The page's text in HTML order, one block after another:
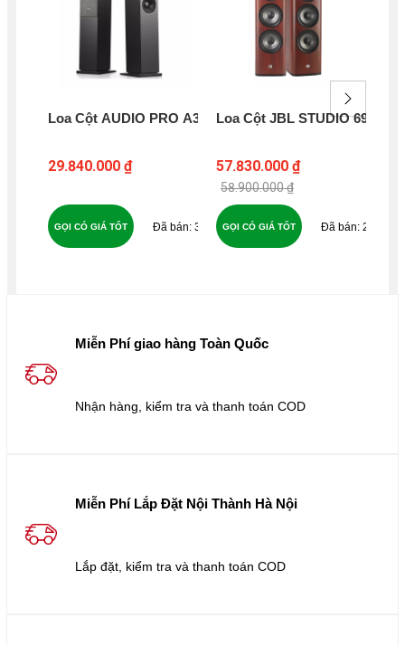
Loa Cột AUDIO PRO A38
29.840.000 ₫
37
GỌI CÓ GIÁ TỐT
Loa Cột JBL STUDIO 698
57.830.000 ₫
58.900.000 ₫
22
GỌI CÓ GIÁ TỐT
Miễn Phí giao hàng Toàn Quốc
Nhận hàng, kiểm tra và thanh toán COD
Miễn Phí Lắp Đặt Nội Thành Hà Nội
Lắp đặt, kiểm tra và thanh toán COD